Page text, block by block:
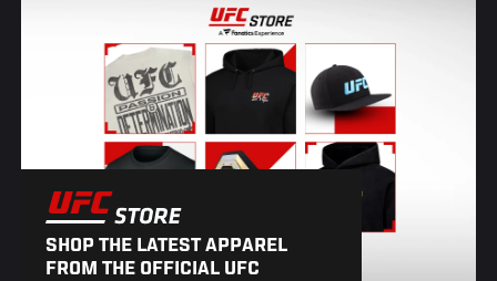
SHOP THE LATEST APPAREL
FROM THE OFFICIAL UFC